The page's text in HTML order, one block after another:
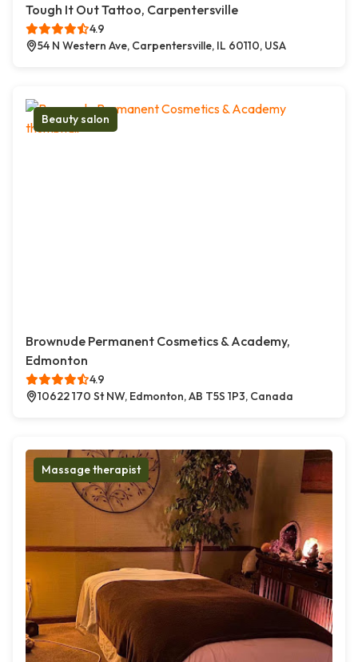
Tough It Out Tattoo, Carpentersville
4.9
54 N Western Ave, Carpentersville, IL 60110, USA
Beauty salon
Brownude Permanent Cosmetics & Academy,
Edmonton
4.9
10622 170 St NW, Edmonton, AB T5S 1P3, Canada
Massage therapist